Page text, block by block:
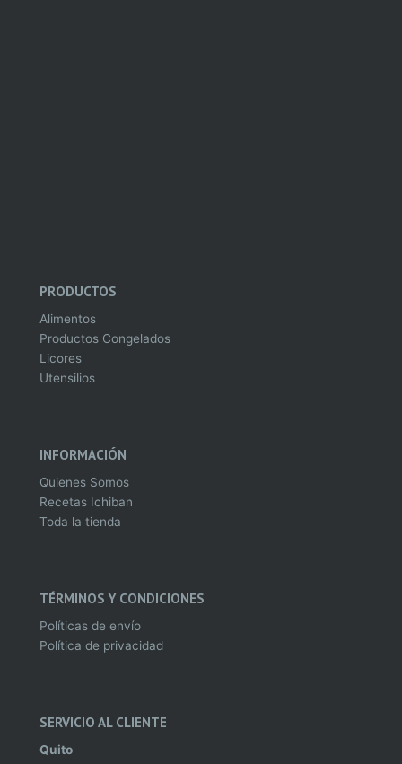
PRODUCTOS
Alimentos
Productos Congelados
Licores
Utensilios
INFORMACIÓN
Quienes Somos
Recetas Ichiban
Toda la tienda
TÉRMINOS Y CONDICIONES
Políticas de envío
Política de privacidad
SERVICIO AL CLIENTE
Quito